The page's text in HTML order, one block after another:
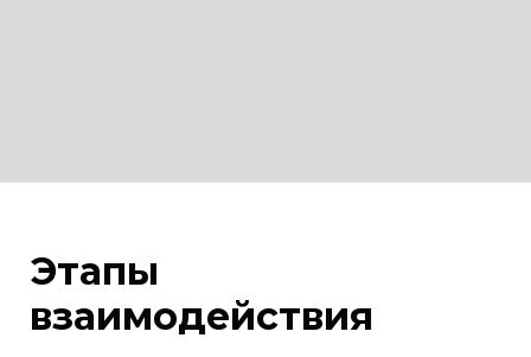
Этапы
взаимодействия